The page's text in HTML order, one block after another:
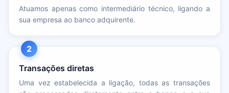
Atuamos apenas como intermediário técnico, ligando a
sua empresa ao banco adquirente.
2
Transações diretas
Uma vez estabelecida a ligação, todas as transações